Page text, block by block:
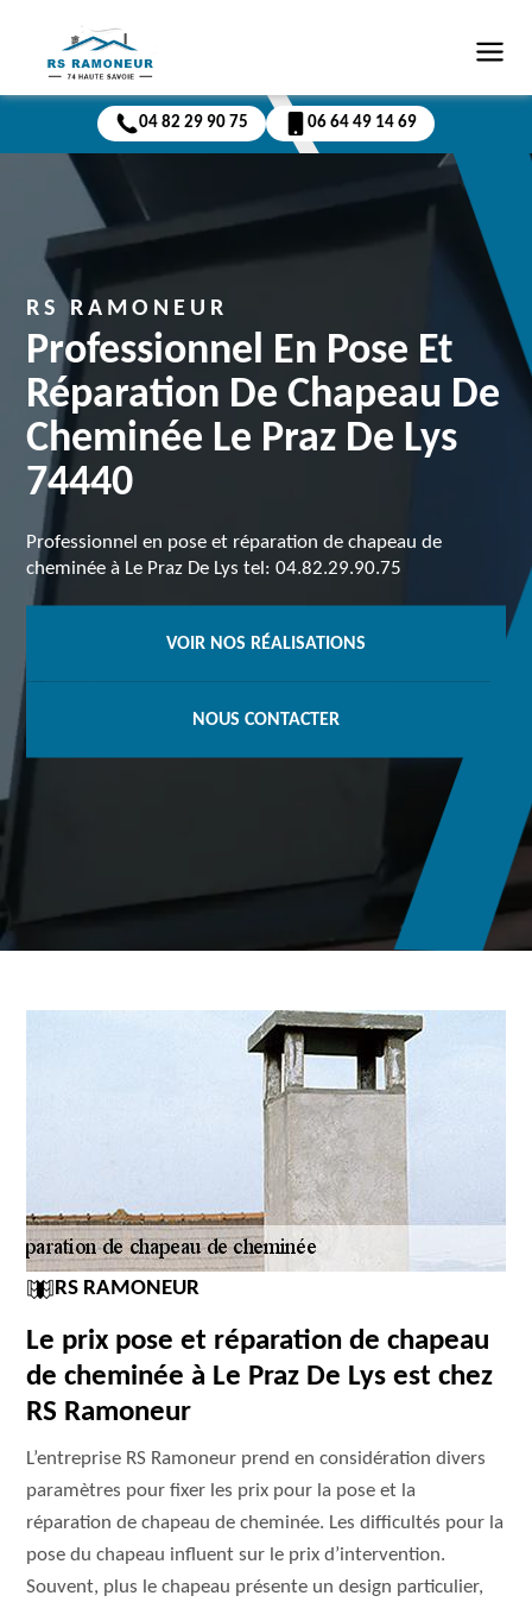
04 82 29 90 75 06 64 49 14 69
RS RAMONEUR
Professionnel En Pose Et
Réparation De Chapeau De
Cheminée Le Praz De Lys
74440
Professionnel en pose et réparation de chapeau de
cheminée à Le Praz De Lys tel: 04.82.29.90.75
VOIR NOS RÉALISATIONS
NOUS CONTACTER
RS RAMONEUR
Le prix pose et réparation de chapeau
de cheminée à Le Praz De Lys est chez
RS Ramoneur
L’entreprise RS Ramoneur prend en considération divers
paramètres pour fixer les prix pour la pose et la
réparation de chapeau de cheminée. Les difficultés pour la
pose du chapeau influent sur le prix d’intervention.
Souvent, plus le chapeau présente un design particulier,